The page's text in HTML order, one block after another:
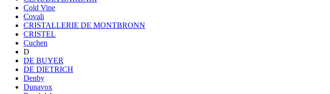
Cold Vine
Covali
CRISTALLERIE DE MONTBRONN
CRISTEL
Cuchen
D
DE BUYER
DE DIETRICH
Denby
Dunavox